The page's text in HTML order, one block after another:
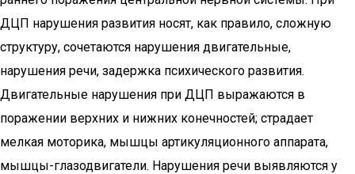
ДЦП нарушения развития носят, как правило, сложную
структуру, сочетаются нарушения двигательные,
нарушения речи, задержка психического развития.
Двигательные нарушения при ДЦП выражаются в
поражении верхних и нижних конечностей; страдает
мелкая моторика, мышцы артикуляционного аппарата,
мышцы-глазодвигатели. Нарушения речи выявляются у